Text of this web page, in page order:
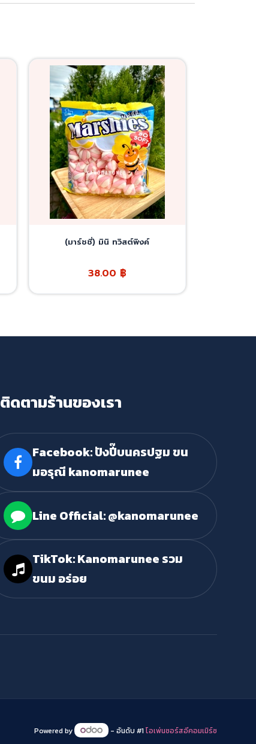
(มาร์ชชี่) มินิ ทวิสต์พิงค์
38.00 ฿
ติดตามร้านของเรา
Facebook: ปังปี๊บนครปฐม ขน
มอรุณี kanomarunee
Line Official: @kanomarunee
TikTok: Kanomarunee รวม
ขนม อร่อย
Powered by - อันดับ #1 โอเพ่นซอร์สอีคอมเมิร์ซ